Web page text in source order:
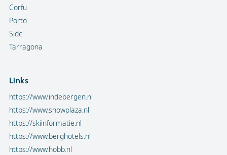
Corfu
Porto
Side
Tarragona
Links
https://www.indebergen.nl
https://www.snowplaza.nl
https://skiinformatie.nl
https://www.berghotels.nl
https://www.hobb.nl